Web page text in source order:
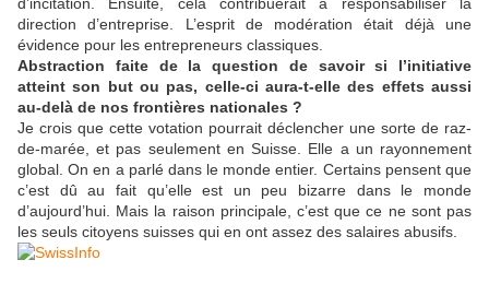
direction d’entreprise. L’esprit de modération était déjà une
évidence pour les entrepreneurs classiques.
Abstraction faite de la question de savoir si l’initiative
atteint son but ou pas, celle-ci aura-t-elle des effets aussi
au-delà de nos frontières nationales ?
Je crois que cette votation pourrait déclencher une sorte de raz-
de-marée, et pas seulement en Suisse. Elle a un rayonnement
global. On en a parlé dans le monde entier. Certains pensent que
c’est dû au fait qu’elle est un peu bizarre dans le monde
d’aujourd’hui. Mais la raison principale, c’est que ce ne sont pas
les seuls citoyens suisses qui en ont assez des salaires abusifs.